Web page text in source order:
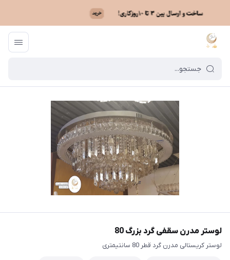
ماه نو / فهرست محصولات
لوستر مدرن سقفی گرد بزرگ 80
لوستر کریستالی مدرن گرد قطر 80 سانتیمتری